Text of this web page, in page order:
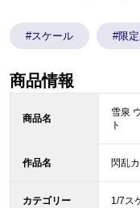
#スケール #限
商品情報
商品名
雪泉
ト
作品名 閃乱
カテゴリー 1/7ス